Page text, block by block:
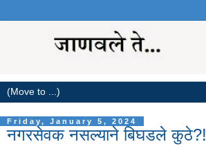
Friday, January 5, 2024
नगरसेवक नसल्याने बिघडले कुठे?!